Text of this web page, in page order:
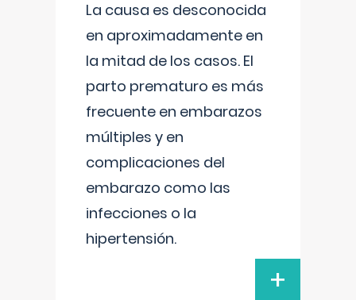
La causa es desconocida
en aproximadamente en
la mitad de los casos. El
parto prematuro es más
frecuente en embarazos
múltiples y en
complicaciones del
embarazo como las
infecciones o la
hipertensión.
+